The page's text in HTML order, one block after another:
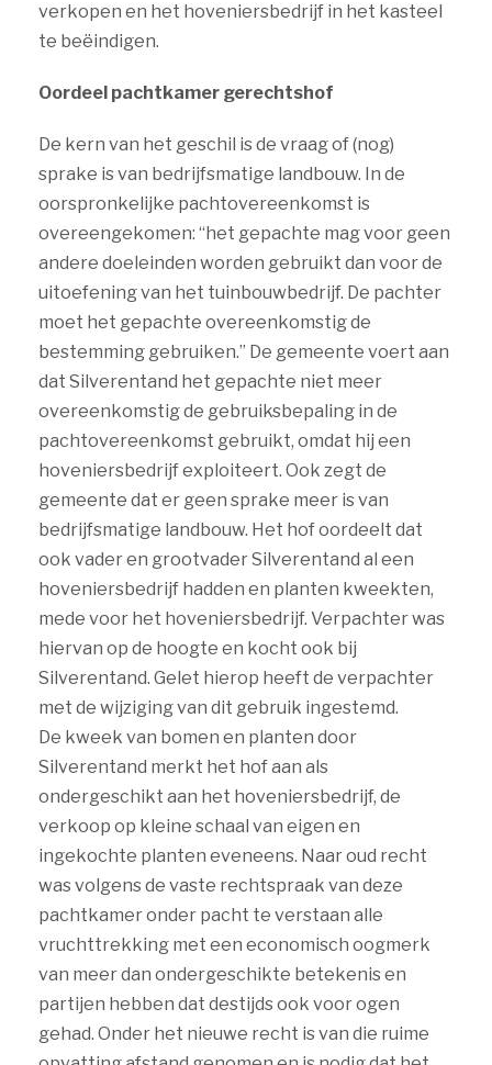
verkopen en het hoveniersbedrijf in het kasteel
te beëindigen.
Oordeel pachtkamer gerechtshof
De kern van het geschil is de vraag of (nog)
sprake is van bedrijfsmatige landbouw. In de
oorspronkelijke pachtovereenkomst is
overeengekomen: “het gepachte mag voor geen
andere doeleinden worden gebruikt dan voor de
uitoefening van het tuinbouwbedrijf. De pachter
moet het gepachte overeenkomstig de
bestemming gebruiken.” De gemeente voert aan
dat Silverentand het gepachte niet meer
overeenkomstig de gebruiksbepaling in de
pachtovereenkomst gebruikt, omdat hij een
hoveniersbedrijf exploiteert. Ook zegt de
gemeente dat er geen sprake meer is van
bedrijfsmatige landbouw. Het hof oordeelt dat
ook vader en grootvader Silverentand al een
hoveniersbedrijf hadden en planten kweekten,
mede voor het hoveniersbedrijf. Verpachter was
hiervan op de hoogte en kocht ook bij
Silverentand. Gelet hierop heeft de verpachter
met de wijziging van dit gebruik ingestemd.
De kweek van bomen en planten door
Silverentand merkt het hof aan als
ondergeschikt aan het hoveniersbedrijf, de
verkoop op kleine schaal van eigen en
ingekochte planten eveneens. Naar oud recht
was volgens de vaste rechtspraak van deze
pachtkamer onder pacht te verstaan alle
vruchttrekking met een economisch oogmerk
van meer dan ondergeschikte betekenis en
partijen hebben dat destijds ook voor ogen
gehad. Onder het nieuwe recht is van die ruime